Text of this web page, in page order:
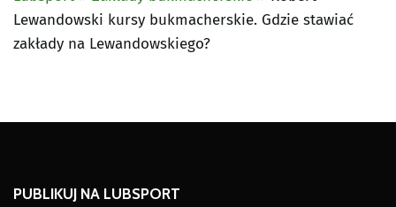
Lewandowski kursy bukmacherskie. Gdzie stawiać
zakłady na Lewandowskiego?
PUBLIKUJ NA LUBSPORT